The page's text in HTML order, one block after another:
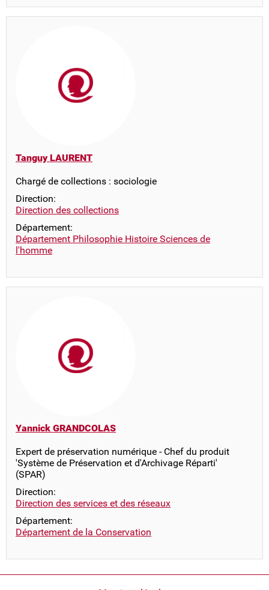
Tanguy LAURENT
Chargé de collections : sociologie
Direction:
Direction des collections
Département:
Département Philosophie Histoire Sciences de
l'homme
Yannick GRANDCOLAS
Expert de préservation numérique - Chef du produit
'Système de Préservation et d'Archivage Réparti'
(SPAR)
Direction:
Direction des services et des réseaux
Département:
Département de la Conservation